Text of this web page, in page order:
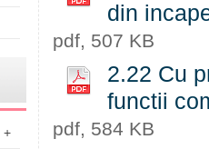
+
din
pdf, 507 KB
2.22 Cu
functii
pdf, 584 KB